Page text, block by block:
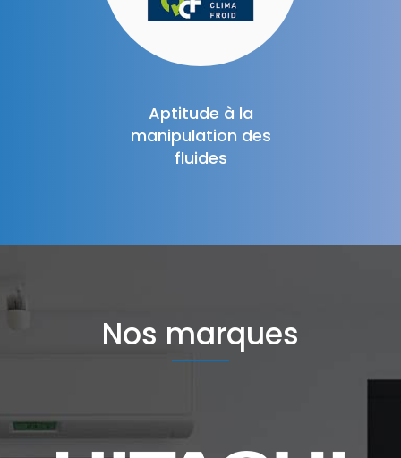
Aptitude à la
manipulation des
fluides
Nos marques